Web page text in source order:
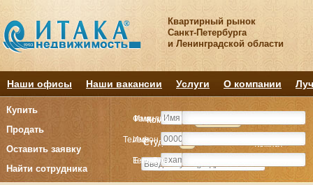
Квартирный рынок
Санкт-Петербурга
и Ленинградской области
Наши офисы Наши вакансии Услуги О компании
Купить
Продать
Оставить заявку
Найти сотрудника
Комнату
Студия Комнат
Комнату
Студия Комнат
Имя
Телефон
E-mail
Фамилия
Имя
Телефон